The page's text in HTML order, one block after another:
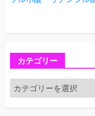
カテゴリー
カ
テ
ゴ